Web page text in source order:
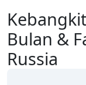
Bulan &
Russia